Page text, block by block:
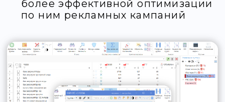
Были созданы несколько типов
рекламных кампаний для показов на
Телеграм-каналах, а именно
задействованы ЕПК, Мастер
кампаний, Товарная кампания,
классические Поиск и РСЯ.